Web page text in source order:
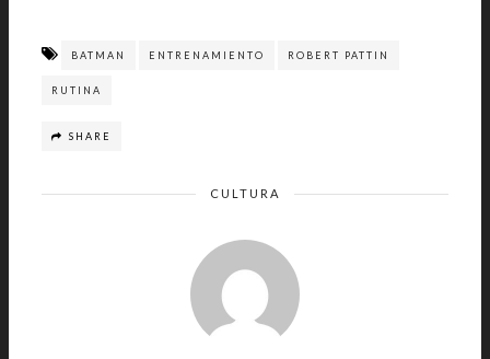
BATMAN ENTRENAMIENTO ROBERT PATTIN
RUTINA
SHARE
CULTURA